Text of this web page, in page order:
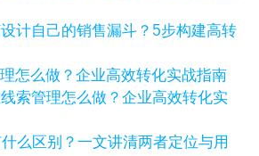
计自己的销售漏斗？5步构建高转
索管理怎么做？企业高效转化实